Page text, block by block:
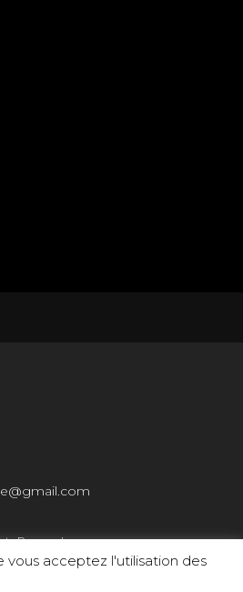
Reserved.
vous acceptez l'utilisation des